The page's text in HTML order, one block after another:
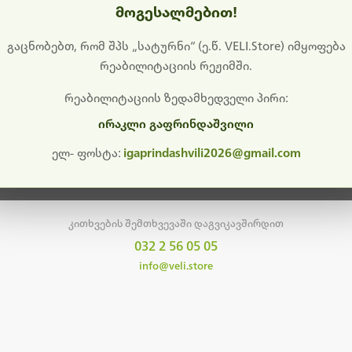
გიხდით შეფერხებისთვის. ამჟამად მიმდინარეობს
განახლება და ტექნიკური სამუშაოები.
მალე ისევ ხელმისაწვდომი იქნება. გმადლობთ მოთმინებისთვის!
მთავარ გვერდზე დაბრუნება
კითხვების შემთხვევაში დაგვიკავშირდით
032 2 56 05 05
info@veli.store
მოგესალმებით!
გაცნობებთ, რომ შპს „სატურნი“ (ე.წ. VELI.Store) იმყოფება
რეაბილიტაციის რეჟიმში.
რეაბილიტაციის ზედამხედველი პირი:
ირაკლი გაფრინდაშვილი
ელ- ფოსტა: igaprindashvili2026@gmail.com